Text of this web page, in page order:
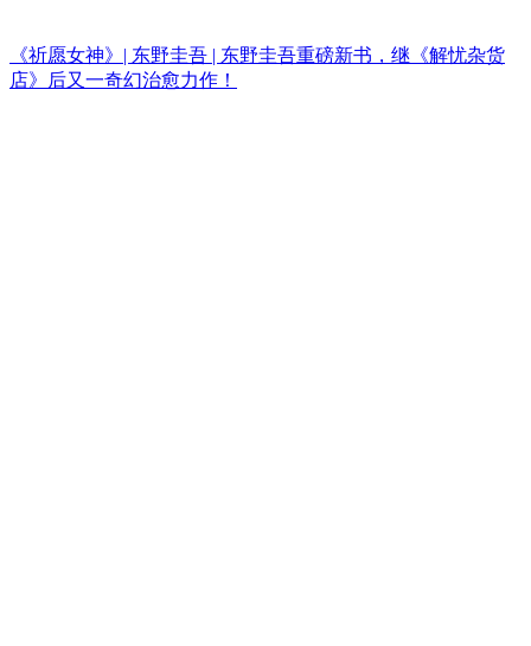
《祈愿女神》| 东野圭吾 | 东野圭吾重磅新书，继《解忧杂货
店》后又一奇幻治愈力作！